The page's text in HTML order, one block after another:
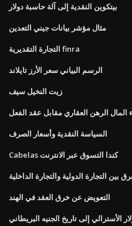
بيتكوين النقدية إلى آلة حاسبة دولار
مثال مؤشر بيانات جيني التعدين
التجارة التقديرية finra
الرسم البياني سعر الأرز تايلاند
زيت النخيل سيف
المال الرهن العقاري مقابل عقد الفعل
السياسة النقدية وأسعار الصرف
Cabelas كندا التسوق عبر الانترنت
بين التجارة الدولية والتجارة الداخلية
التعويض عن خرق العقد في الهند
الأسترالي إلى تاريخ الجنيه البريطاني